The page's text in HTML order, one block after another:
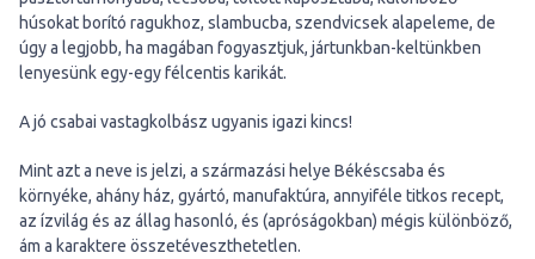
húsokat borító ragukhoz, slambucba, szendvicsek alapeleme, de
úgy a legjobb, ha magában fogyasztjuk, jártunkban-keltünkben
lenyesünk egy-egy félcentis karikát.
A jó csabai vastagkolbász ugyanis igazi kincs!
Mint azt a neve is jelzi, a származási helye Békéscsaba és
környéke, ahány ház, gyártó, manufaktúra, annyiféle titkos recept,
az ízvilág és az állag hasonló, és (apróságokban) mégis különböző,
ám a karaktere összetéveszthetetlen.